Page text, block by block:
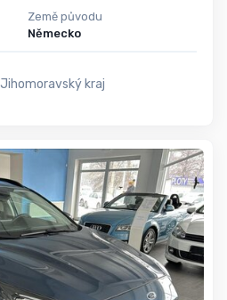
Země původu
Německo
Jihomoravský kraj